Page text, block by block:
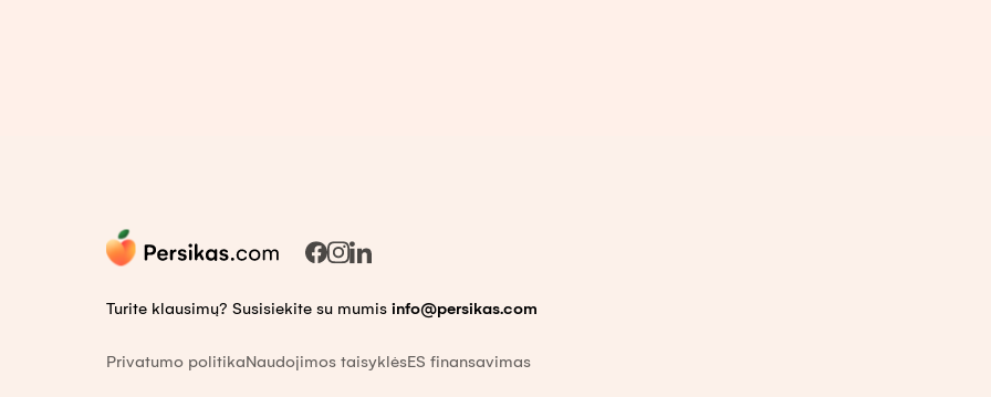
Turite klausimų? Susisiekite su mumis info@persikas.com
Privatumo politikaNaudojimos taisyklėsES finansavimas